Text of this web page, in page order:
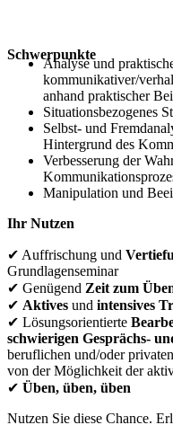
Schwerpunkte
Analyse und
kommunikativer/
anhand praktischer
Situationsbezogenes
Selbst- und
Hintergrund des
Verbesserung der
Manipulation und
Ihr Nutzen
✔ Auffrischung und
Grundlagenseminar
✔ Genügend Zeit zum
✔ Aktives und intensives
✔ Lösungsorientierte
schwierigen Gesprächs-
beruflichen und/oder
von der Möglichkeit der
✔ Üben, üben, üben
Nutzen Sie diese Chance.